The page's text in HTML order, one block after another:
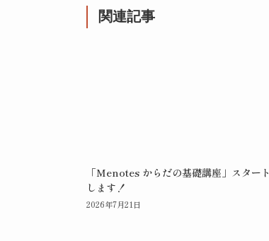
関連記事
「Menotes からだの基礎講座」スタート
します！
2026年7月21日